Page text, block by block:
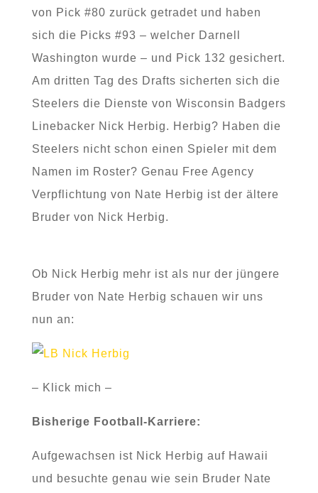
von Pick #80 zurück getradet und haben
sich die Picks #93 – welcher Darnell
Washington wurde – und Pick 132 gesichert.
Am dritten Tag des Drafts sicherten sich die
Steelers die Dienste von Wisconsin Badgers
Linebacker Nick Herbig. Herbig? Haben die
Steelers nicht schon einen Spieler mit dem
Namen im Roster? Genau Free Agency
Verpflichtung von Nate Herbig ist der ältere
Bruder von Nick Herbig.
Ob Nick Herbig mehr ist als nur der jüngere
Bruder von Nate Herbig schauen wir uns
nun an:
– Klick mich –
Bisherige Football-Karriere:
Aufgewachsen ist Nick Herbig auf Hawaii
und besuchte genau wie sein Bruder Nate